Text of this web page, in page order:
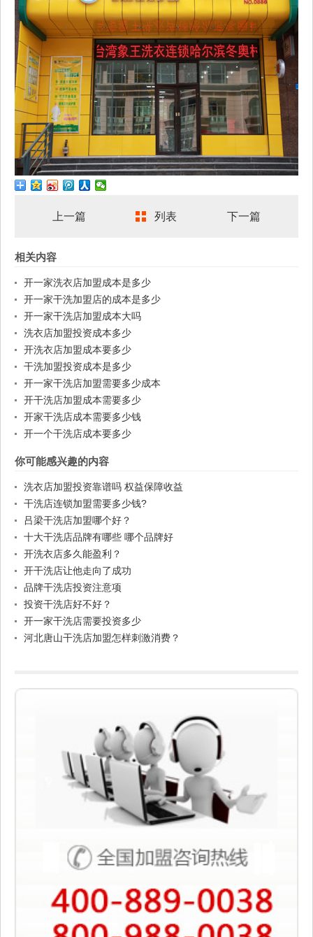
上一篇 列表 下一篇
相关内容
开一家洗衣店加盟成本是多少
开一家干洗加盟店的成本是多少
开一家干洗店加盟成本大吗
洗衣店加盟投资成本多少
开洗衣店加盟成本要多少
干洗加盟投资成本是多少
开一家干洗店加盟需要多少成本
开干洗店加盟成本需要多少
开家干洗店成本需要多少钱
开一个干洗店成本要多少
你可能感兴趣的内容
洗衣店加盟投资靠谱吗 权益保障收益
干洗店连锁加盟需要多少钱?
吕梁干洗店加盟哪个好？
十大干洗店品牌有哪些 哪个品牌好
开洗衣店多久能盈利？
开干洗店让他走向了成功
品牌干洗店投资注意项
投资干洗店好不好？
开一家干洗店需要投资多少
河北唐山干洗店加盟怎样刺激消费？